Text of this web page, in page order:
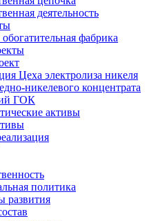
деятельность
фабрика
Цеха электролиза никеля
никелевого концентрата
ГОК
активы
политика
развития